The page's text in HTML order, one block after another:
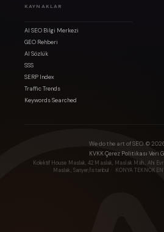
KAYNAKLAR
AI SEO Bilgi Merkezi
GEO Rehberi
AI Sözlük
SSS
SERP Index
Traffic Trends
Keywords Searched
We do the art of SEO. ©
KVKK·Çerez Politikası·Veri
Kolektif House Maslak, 42 Maslak, Maslak Mah., Ahi
Maslak, Sarıyer/İstanbul · KONYA